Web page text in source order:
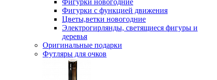
Фигурки новогодние
Фигурки с функцией движения
Цветы,ветки новогодние
Электрогирлянды, светящиеся фигуры и
деревья
Оригинальные подарки
Футляры для очков